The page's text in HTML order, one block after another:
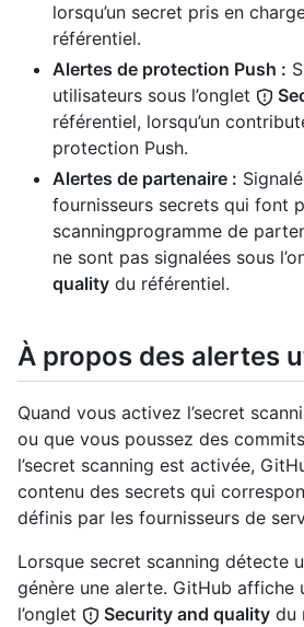
lorsqu’un secret pris en
référentiel.
Alertes de protection Push :
utilisateurs sous l’onglet
référentiel, lorsqu’un
protection Push.
Alertes de partenaire :
fournisseurs secrets qui font
scanningprogramme de
ne sont pas signalées sous
quality du référentiel.
À propos des alertes
Quand vous activez l’secret
ou que vous poussez des
l’secret scanning est activée,
contenu des secrets qui
définis par les fournisseurs de
Lorsque secret scanning détecte
génère une alerte. GitHub affiche
l’onglet
Security and quality du